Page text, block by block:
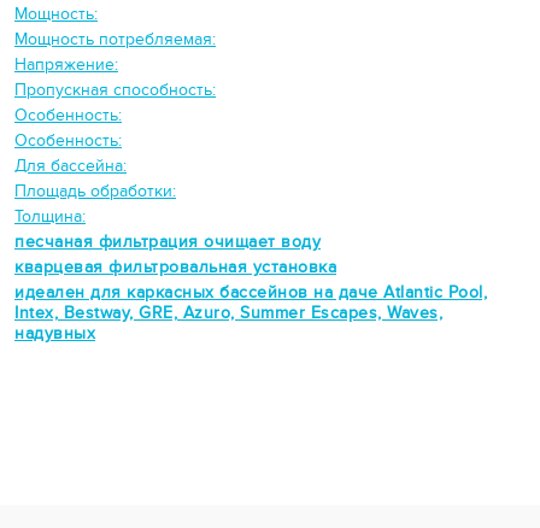
Мощность:
Мощность потребляемая:
Напряжение:
Пропускная способность:
Особенность:
Особенность:
Для бассейна:
Площадь обработки:
Толщина:
песчаная фильтрация очищает воду
кварцевая фильтровальная установка
идеален для каркасных бассейнов на даче Atlantic Pool,
Intex, Bestway, GRE, Azuro, Summer Escapes, Waves,
надувных